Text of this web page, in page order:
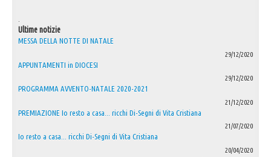
Ultime notizie
MESSA DELLA NOTTE DI NATALE
29/12/2020
APPUNTAMENTI in DIOCESI
29/12/2020
PROGRAMMA AVVENTO-NATALE 2020-2021
21/12/2020
PREMIAZIONE Io resto a casa... ricchi Di-Segni di Vita Cristiana
21/07/2020
Io resto a casa... ricchi Di-Segni di Vita Cristiana
20/04/2020